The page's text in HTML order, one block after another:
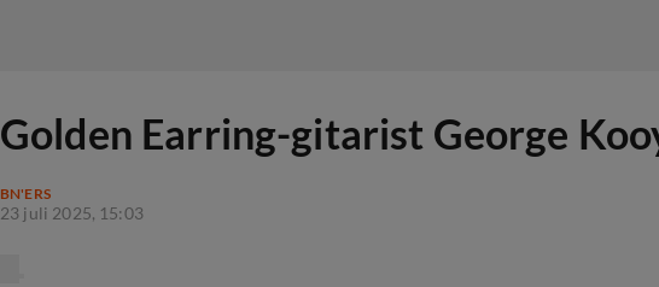
Golden Earring-gitarist George
BN'ERS
23 juli 2025, 15:03